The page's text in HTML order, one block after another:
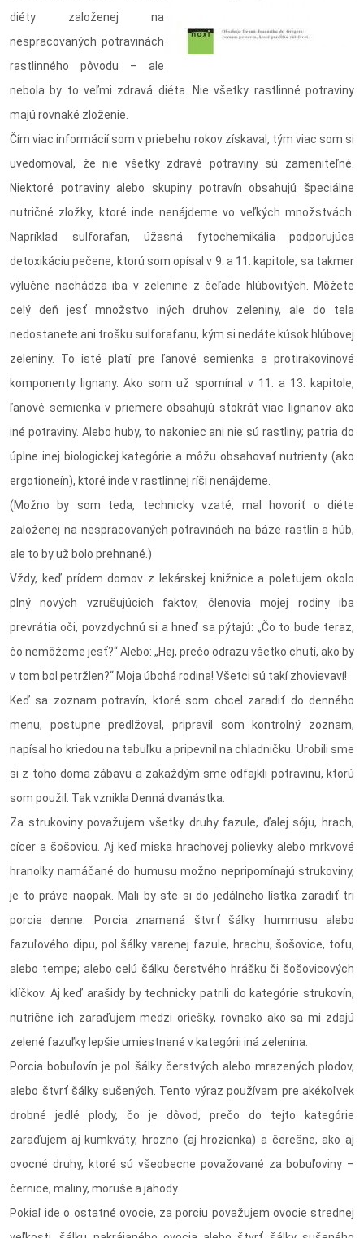
diéty založenej na
nespracovaných potravinách
rastlinného pôvodu – ale
nebola by to veľmi zdravá diéta. Nie všetky rastlinné potraviny
majú rovnaké zloženie.
Čím viac informácií som v priebehu rokov získaval, tým viac som si
uvedomoval, že nie všetky zdravé potraviny sú zameniteľné.
Niektoré potraviny alebo skupiny potravín obsahujú špeciálne
nutričné zložky, ktoré inde nenájdeme vo veľkých množstvách.
Napríklad sulforafan, úžasná fytochemikália podporujúca
detoxikáciu pečene, ktorú som opísal v 9. a 11. kapitole, sa takmer
výlučne nachádza iba v zelenine z čeľade hlúbovitých. Môžete
celý deň jesť množstvo iných druhov zeleniny, ale do tela
nedostanete ani trošku sulforafanu, kým si nedáte kúsok hlúbovej
zeleniny. To isté platí pre ľanové semienka a protirakovinové
komponenty lignany. Ako som už spomínal v 11. a 13. kapitole,
ľanové semienka v priemere obsahujú stokrát viac lignanov ako
iné potraviny. Alebo huby, to nakoniec ani nie sú rastliny; patria do
úplne inej biologickej kategórie a môžu obsahovať nutrienty (ako
ergotioneín), ktoré inde v rastlinnej ríši nenájdeme.
(Možno by som teda, technicky vzaté, mal hovoriť o diéte
založenej na nespracovaných potravinách na báze rastlín a húb,
ale to by už bolo prehnané.)
Vždy, keď prídem domov z lekárskej knižnice a poletujem okolo
plný nových vzrušujúcich faktov, členovia mojej rodiny iba
prevrátia oči, povzdychnú si a hneď sa pýtajú: „Čo to bude teraz,
čo nemôžeme jesť?“ Alebo: „Hej, prečo odrazu všetko chutí, ako by
v tom bol petržlen?“ Moja úbohá rodina! Všetci sú takí zhovievaví!
Keď sa zoznam potravín, ktoré som chcel zaradiť do denného
menu, postupne predlžoval, pripravil som kontrolný zoznam,
napísal ho kriedou na tabuľku a pripevnil na chladničku. Urobili sme
si z toho doma zábavu a zakaždým sme odfajkli potravinu, ktorú
som použil. Tak vznikla Denná dvanástka.
Za strukoviny považujem všetky druhy fazule, ďalej sóju, hrach,
cícer a šošovicu. Aj keď miska hrachovej polievky alebo mrkvové
hranolky namáčané do humusu možno nepripomínajú strukoviny,
je to práve naopak. Mali by ste si do jedálneho lístka zaradiť tri
porcie denne. Porcia znamená štvrť šálky hummusu alebo
fazuľového dipu, pol šálky varenej fazule, hrachu, šošovice, tofu,
alebo tempe; alebo celú šálku čerstvého hrášku či šošovicových
klíčkov. Aj keď arašidy by technicky patrili do kategórie strukovín,
nutrične ich zaraďujem medzi oriešky, rovnako ako sa mi zdajú
zelené fazuľky lepšie umiestnené v kategórii iná zelenina.
Porcia bobuľovín je pol šálky čerstvých alebo mrazených plodov,
alebo štvrť šálky sušených. Tento výraz používam pre akékoľvek
drobné jedlé plody, čo je dôvod, prečo do tejto kategórie
zaraďujem aj kumkváty, hrozno (aj hrozienka) a čerešne, ako aj
ovocné druhy, ktoré sú všeobecne považované za bobuľoviny –
černice, maliny, moruše a jahody.
Pokiaľ ide o ostatné ovocie, za porciu považujem ovocie strednej